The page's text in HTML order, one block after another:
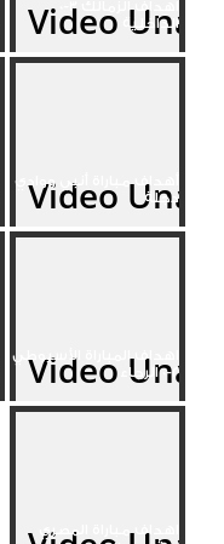
الداخلية
أهداف مباراة أنبي ووادي
دجلة
اهداف المباراة الأسيوطي
2-0 الرجاء
اهداف مباراة المصري